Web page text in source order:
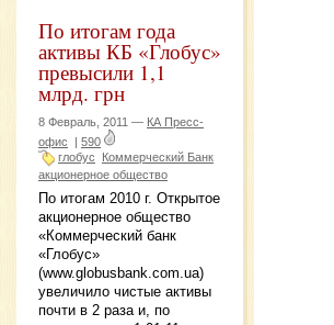
По итогам года
активы КБ «Глобус»
превысили 1,1
млрд. грн
8 Февраль, 2011 — КА Пресс-
офис | 590
глобус
Коммерческий Банк
акционерное общество
По итогам 2010 г. Открытое
акционерное общество
«Коммерческий банк
«Глобус»
(www.globusbank.com.ua)
увеличило чистые активы
почти в 2 раза и, по